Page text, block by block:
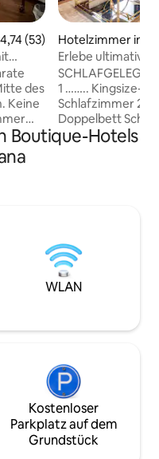
Bewertung:
4,74 (53)
des
Keine
*Bitte
über
Hotelzimmer in
Erlebe
Innenstadt, 3
1 …….. Kingsize-
Schlafzimmer 2
Doppelbett
Kingsize-
Grundstück
Ave. - 0,5 Meilen
zum French
Ernest N. Morial
entfernt - Zu Fuß
Boutique-Hotels
WLAN
Kostenloser
Parkplatz auf dem
Grundstück